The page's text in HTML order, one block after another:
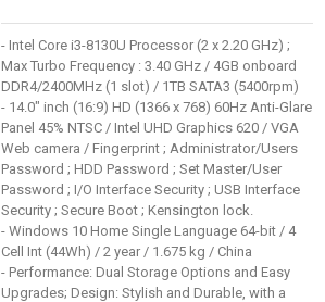
- Intel Core i3-8130U Processor (2 x 2.20 GHz) ;
Max Turbo Frequency : 3.40 GHz / 4GB onboard
DDR4/2400MHz (1 slot) / 1TB SATA3 (5400rpm)
- 14.0" inch (16:9) HD (1366 x 768) 60Hz Anti-Glare
Panel 45% NTSC / Intel UHD Graphics 620 / VGA
Web camera / Fingerprint ; Administrator/Users
Password ; HDD Password ; Set Master/User
Password ; I/O Interface Security ; USB Interface
Security ; Secure Boot ; Kensington lock.
- Windows 10 Home Single Language 64-bit / 4
Cell Int (44Wh) / 2 year / 1.675 kg / China
- Performance: Dual Storage Options and Easy
Upgrades; Design: Stylish and Durable, with a